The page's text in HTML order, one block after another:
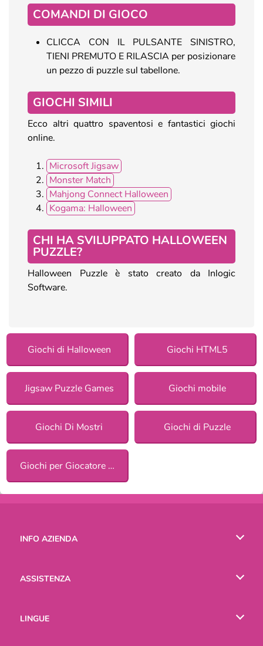
COMANDI DI GIOCO
CLICCA CON IL PULSANTE SINISTRO,
TIENI PREMUTO E RILASCIA per posizionare
un pezzo di puzzle sul tabellone.
GIOCHI SIMILI
Ecco altri quattro spaventosi e fantastici giochi
online.
Microsoft Jigsaw
Monster Match
Mahjong Connect Halloween
Kogama: Halloween
CHI HA SVILUPPATO HALLOWEEN
PUZZLE?
Halloween Puzzle è stato creato da Inlogic
Software.
Giochi di Halloween Giochi HTML5
Jigsaw Puzzle Games Giochi mobile
Giochi Di Mostri Giochi di Puzzle
Giochi per Giocatore Singolo
INFO AZIENDA
ASSISTENZA
LINGUE